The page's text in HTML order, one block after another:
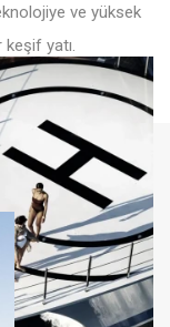
ve yüksek
yatı.